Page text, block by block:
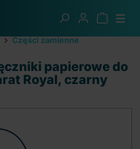
Części zamienne
papierowe do
Royal, czarny